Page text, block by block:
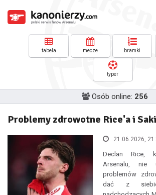
tabela mecze bramki
typer
Osób online: 256
Problemy zdrowotne Rice'a i Saki
21.06.2026,
Declan Rice,
Arsenalu, nie
problemów
dać z